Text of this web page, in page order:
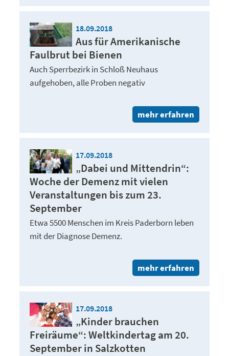
18.09.2018
Aus für Amerikanische
Faulbrut bei Bienen
Auch Sperrbezirk in Schloß Neuhaus
aufgehoben, alle Proben negativ
mehr erfahren
17.09.2018
„Dabei und Mittendrin“:
Woche der Demenz mit vielen
Veranstaltungen bis zum 23.
September
Etwa 5500 Menschen im Kreis Paderborn leben
mit der Diagnose Demenz.
mehr erfahren
17.09.2018
„Kinder brauchen
Freiräume“: Weltkindertag am 20.
September in Salzkotten